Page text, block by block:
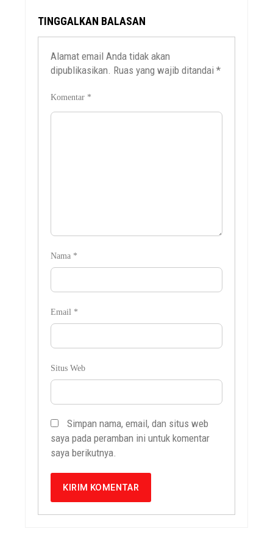
TINGGALKAN BALASAN
Alamat email Anda tidak akan
dipublikasikan. Ruas yang wajib ditandai*
Komentar *
Nama *
Email *
Situs Web
Simpan nama, email, dan situs web
saya pada peramban ini untuk komentar
saya berikutnya.